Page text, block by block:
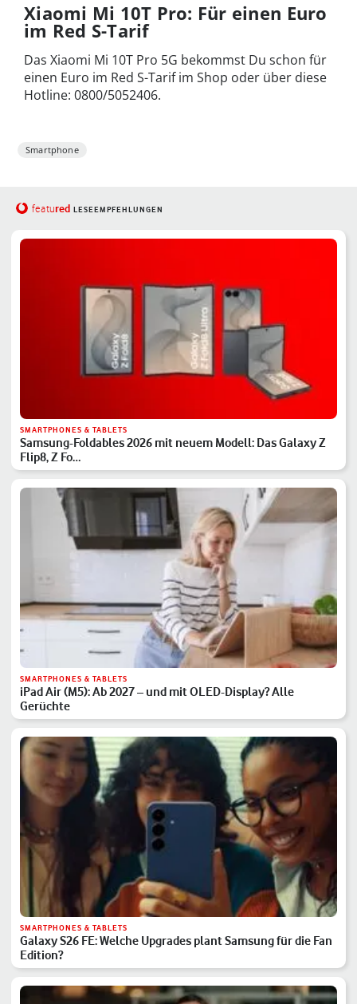
Xiaomi Mi 10T Pro: Für einen Euro
im Red S-Tarif
Das Xiaomi Mi 10T Pro 5G bekommst Du schon für
einen Euro im Red S-Tarif im Shop oder über diese
Hotline: 0800/5052406.
Smartphone
featured LESEEMPFEHLUNGEN
SMARTPHONES & TABLETS
Samsung-Foldables 2026 mit neuem Modell: Das Galaxy Z
Flip8, Z Fo…
SMARTPHONES & TABLETS
iPad Air (M5): Ab 2027 – und mit OLED-Display? Alle
Gerüchte
SMARTPHONES & TABLETS
Galaxy S26 FE: Welche Upgrades plant Samsung für die Fan
Edition?